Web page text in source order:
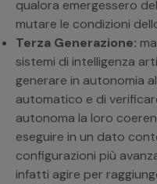
qualora emergessero
mutare le condizioni
Terza Generazione:
sistemi di intelligenza
generare in autonomia
automatico e di
autonoma la loro
eseguire in un dato
configurazioni più
infatti agire per